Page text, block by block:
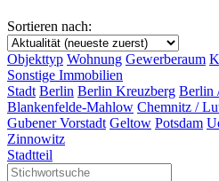
Sortieren nach:
Objekttyp Wohnung Gewerberaum
Sonstige Immobilien
Stadt Berlin Berlin Kreuzberg Berlin
Blankenfelde-Mahlow Chemnitz /
Gubener Vorstadt Geltow Potsdam
Zinnowitz
Stadtteil